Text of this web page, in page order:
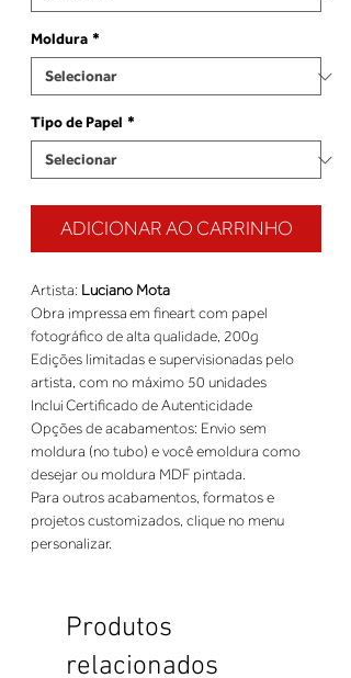
Moldura *
Tipo de Papel *
ADICIONAR AO CARRINHO
Artista: Luciano Mota
Obra impressa em fineart com papel
fotográfico de alta qualidade, 200g
Edições limitadas e supervisionadas pelo
artista, com no máximo 50 unidades
Inclui Certificado de Autenticidade
Opções de acabamentos: Envio sem
moldura (no tubo) e você emoldura como
desejar ou moldura MDF pintada.
Para outros acabamentos, formatos e
projetos customizados, clique no menu
personalizar.
Produtos
relacionados